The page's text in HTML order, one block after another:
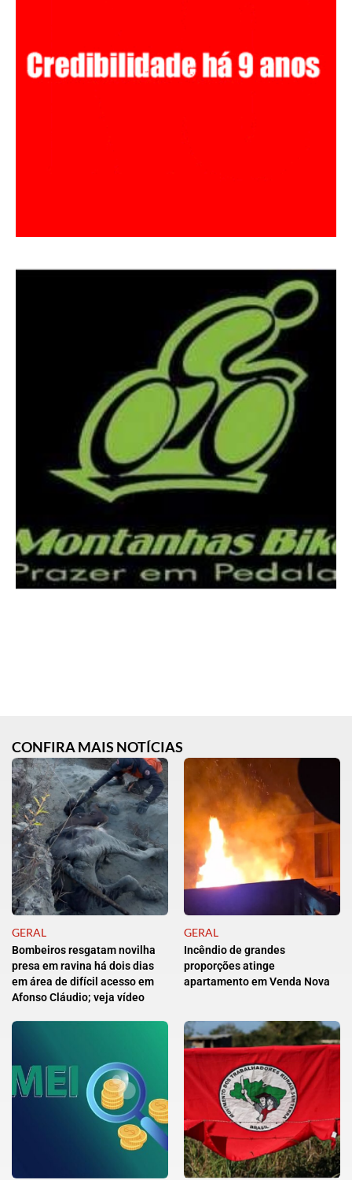
CONFIRA MAIS NOTÍCIAS
GERAL
Bombeiros resgatam novilha
presa em ravina há dois dias
em área de difícil acesso em
Afonso Cláudio; veja vídeo
GERAL
Incêndio de grandes
proporções atinge
apartamento em Venda Nova